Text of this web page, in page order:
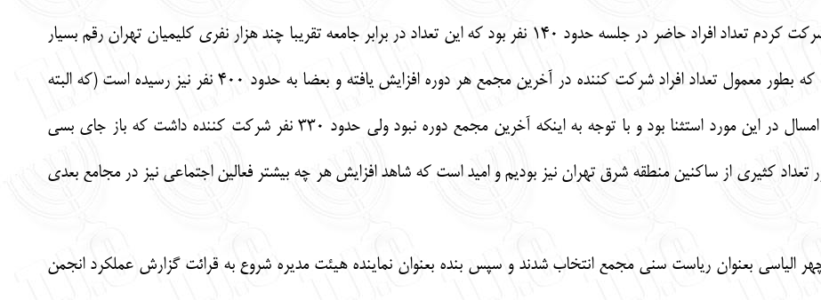
بنده با سمت ریاست انجمن در آن شرکت کردم تعداد افراد حاضر در جلسه حدود 140 نفر بود که این تعداد در برابر جامعه تقریبا چند هزار نفری کلیمیان تهران رقم بسیار
پایینی است. البته لازم به ذکر است که بطور معمول تعداد افراد شرکت کننده در آخرین مجمع هر دوره افزایش یافته و بعضا به حدود 400 نفر نیز رسیده است (که البته
هنوز رقم بسیار اندکی است). لیکن امسال در این مورد استثنا بود و با توجه به اینکه آخرین مجمع دوره نبود ولی حدود 330 نفر شرکت کننده داشت که باز جای بسی
کثیری از ساکنین منطقه شرق تهران نیز بودیم و امید است که شاهد افزایش هر چه بیشتر فعالین اجتماعی نیز در مجامع بعدی
الیاسی بعنوان ریاست سنی مجمع انتخاب شدند و سپس بنده بعنوان نماینده هیئت مدیره شروع به قرائت گزارش عملکرد انجمن